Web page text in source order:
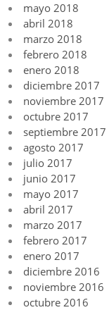
mayo 2018
abril 2018
marzo 2018
febrero 2018
enero 2018
diciembre 2017
noviembre 2017
octubre 2017
septiembre 2017
agosto 2017
julio 2017
junio 2017
mayo 2017
abril 2017
marzo 2017
febrero 2017
enero 2017
diciembre 2016
noviembre 2016
octubre 2016